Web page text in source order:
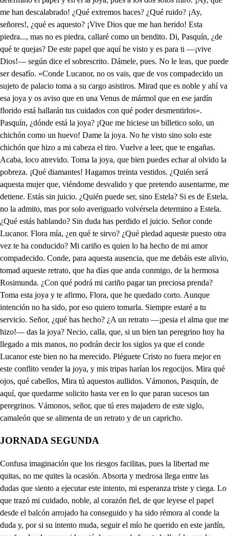
JORNADA SEGUNDA
Confusa imaginación que los riesgos facilitas, pues la libertad me quitas, no me quites la ocasión. Absorta y medrosa llega entre las dudas que siento a ejecutar este intento, mi esperanza triste y ciega. Lo que trazó mi cuidado, noble, al corazón fiel, de que leyese el papel desde el balcón arrojado ha conseguido y ha sido rémora al conde la duda y, por si su intento muda, seguir el mío he querido en este jardín, que fue donde prevenido está de que en la fuente hallará lo que le ofreció mi fe. Esta cadena dejar quiero en su sitio escondida, que, como no es conocida de nadie, puedo alentar el séquito, pues con ella el conde se detendrá y con su interés podrá vencer la tirana estrella de su fortuna inconstante, pues nace su encogimiento y vivir tan sin aliento de verse pobre y amante, que, si al puesto señalado donde mi pasión le ordena viniere por la cadena, podré alentar el cuidado. En este libro va escrito, sin que pueda echar de ver, quién le intenta socorrer, con que el riesgo facilito. Deme el amor la vitoria, Venus, de mi amor testigo, dirá el libro de memoria. Quien celosa vive mal sosiega en pasión profunda, mas allí está Rosimunda, de tristezas con señal que apetecer soledades es la mayor en quien siente, mas, cielos, ¿qué hace en la fuente? Haga mis dudas verdades, desde aquí acechar pretendo, pues son todos sus desvelos para mi amor fieros celos, veré si los comprendo. Ya con secreto he podido, sin ser de nadie sentida, dando remedio a su vida, dejarlo en ella escondido. Muda soledad, en quien cifro toda mi esperanza, denme tus mares bonanza, que, si hay tormentos también, también hay seguro puerto, que la esperanza que animo en la elección de mi primo la puede traer Roberto. Fuese, ya mi confusión seguro el campo ha dejado, mi curiosidad ha hallado su celosa presunción. En la fuente cristalina de Venus la vi esconder no sé qué y he de saber lo que su amor determina. Este es libro de memoria, leer lo que dice trato su hermosura y su retrato, pues me dio amor la victoria. «Un rendido corazón pide que no os ausentéis, que en esta fuente hallaréis para vuestra pretensión el remedio del poder. No os entreguéis todo al mal, que aquí hallaréis el caudal que para ello es menester; él libro os advertirá, la cadena recibid y esta Venus advertid que el secreto guardará». Cielos, ¿qué es esto que veo? Rosimunda, ¿con qué intento...?, mas, ¡ay, cielos!, pasos siento. No malogre mi deseo, el libro quiero dejar, en tan grande confusión, que yo buscaré ocasión de poderlo examinar. El conde es. ¡Piadoso cielo! La ocasión me favorece, pues a tal tiempo se ofrece, haga mío este desvelo. Estela, cuando el palacio de regocijo está lleno, vuestro retiro condeno. ¿La soledad tan despacio vivís? Sí, que mis cuidados, si he de deciros verdad, mejor en la soledad viven y más aliviados. El alivio en mi hallaréis, pues por no tener ninguna, mucho mejor mi fortuna, en la soledad veréis. En ella descanso tiene quien nació tan sin ventura. Claro está si la ventura este jardín os previene. Quien es pobre como yo, la soledad apetece. La soledad os ofrece lo que fortuna os negó. Muy poco aliviado estáis en lo que los dos tratamos. Lo que los dos asentamos, cuando piadosa os miráis, que el alivio me daréis a las pasiones que siento. Sí, mas fue con un asiento, conde, que os olvidéis. ¿Habéis olvidado? No. ¿Ni podréis? Yo no quisiera. Pues, conde, el concierto era el olvido y se ofreció el desengaño advertido. No podrá mi diligencia sanaros vuestra dolencia, sino empezáis con olvido. Tan imposible es en mí esa cura rigurosa que no podré, Estela hermosa. Conde Lucanor, así quedó entre los dos tratado. No os niego aquesa verdad, pero decid, ¿quién piedad de un hombre tan desdichado tiene? No puedo decirlo ni de su pasión lo infiero sin que olvidéis vos primero. Pues no podréis conseguirlo porque, aunque todo se pierda, en tanta pasión crecida solo olvidar se me olvida y lo demás se me acuerda. Pues, conde, quedaos con Dios, y vuestra pasión advierta que al callarlo soy tan roca y al silencio tan de piedra como esa Venus que veis. Vos preguntádselo a ella, que, si ella acaso os responde, mía será la respuesta. ¿Qué enigmas son estas, cielos, que en mi pecho causó Estela? ¿Qué intrincado laberinto con sus razones me deja? Ninguno, cuando podemos el saber la verdad de ella. Descifra, Pasquín, la enigma. Llego muy enhorabuena. Mi señora doña Venus, diosa hermosa de esta selva, que también hay Venus que suelen servir de alcahuetas, respóndame aquesta duda y, pues de amante se precia, regale, cuerpo de Dios, que así hacen todas las viejas. No responde. ¿Si es porque la motejé de tercera? Su enojo perdóneme y de este conde se duela: mas, cielos, ¿qué es lo que he visto? Al fin es deidad suprema, respondió con el silencio y nos ferió esta cadena. Guardarela de mi amo, que, si sus manos la pescan, la trocará a otro retrato, a otro favor, a otra prenda. Yo he de prenderme a mí mismo. y cautivarme con ella. Un librillo de memoria hay (aquesta sí que es prenda que no podré enajenarle, mi rebozo la defienda.) ¿Qué has hallado en esa fuente? Una bizarra presea: este libro de memoria, aunque más hallar quisiera un libro de entendimiento para que de él te valieras, pues sola la voluntad de las tres potencias precias, aunque eres tan entendido. Toma el libro. Pasquín, muestra, a ver si acaso responden a mis dudas estas letras. Perdida va mi esperanza, porque es forzoso que lea: «Esta cadena os envío», y he de dar con todo en tierra. ¿Qué es de la cadena? ¿Oyes? ¿No tomaste una cadena que con este libro estaba? Yo. señor... Necio, no seas cansado. En Argel, señor; con mil cadenas me veas, si la tengo, para darla, de mi maldición se advierta. Pues en la fuente estará. Yo la buscaré. (Él da vueltas a la fuente como macho de una noria.) ¡Que te quemas! Si tú la tienes, Pasquín, no me apures la paciencia, que has de estar a todas horas de chanza. No me detengas. ¿Ves cómo al cuello la tienes? ¿Por qué, loco, me la niegas? Porque soy cuerdo en guardarla de tu condición tan fiera y remediar más de dos necesidades con ella. Prométote de guardarla. ¡Oh cuánto debes a Estela! De Rosimunda he notado que, con ser, como es, tu deuda, no te quiere hacer su empeño Estela sí, que es estrella, Estela viva estrellada en aquella vida eterna. Pues, si Estela me la envía, no quiero nada de Estela. ¿Hay semejante locura que me des esa respuesta? Quiero, aunque no agradecido, ser cortés en responderla. Dejaré en la fuente el libro —¡ay, prima lo que me cuestas!—, pues más estimo el desaire de tu divina entereza que cuantos tesoros puede ofrecerme la riqueza. ¡Que Estela con su piedad mi pretensión favorezca y que no pueda yo ser agradecido a esta deuda!, mas sin Rosimunda, todo, todo es nada, todo se pierda. Si desalentado vivo, pobre en esta competencia, ¿no es mejor seguir el rumbo de aquesta propicia estrella, y servir con más valor a mi prima, pues es fuerza? De Estela tanta piedad, no, que es forzoso que ofenda su deidad y su hermosura y no puede mi nobleza consentir con la traición de amor, cuando la venera el corazón, y rendirme a las dádivas de Estela es agravio y es poner el amor en contingencias y así... Rosimunda sale. Haga mi discurso treguas, pues, aunque vacile el alma, con su vista todo cesa. Mucho, Flora, te agradezco de alegrarme la fineza, aunque para mí es en vano ya ninguna diligencia. Señora, el conde está aquí. Cielos, ya resuelta espera de la fuente mi esperanza, puntual está en la palestra. ¡Oh, si a su valor aliento diese el libro y la cadena! ¿Vos, conde, en este jardín? Es que su sitio me alienta, que cuando uno es infeliz la soledad le deleita, pues a las plantas les dice y a las fuentes sus querellas, aunque sabe que el remedio no le sirve ni aprovecha. Quejarse uno a quien no es capaz de remedio yerra porque las quejas al aire fuerza es que se desvanezcan. Con todo eso se divierten. Mal que respira ya cerca está de no ser mal. Bien negara la consecuencia a no ser, señora, vos la que afirmáis la respuesta. O queréis o no queréis; si queréis, aunque padezca a la vista del despego vuestro amor, es más fineza, que aquello se quiere más, que el rendimiento le cuesta y, aunque el sujeto sea ingrato, una y otra vez lo premia. Como tan divino es el sujeto, no se alienta mi encogimiento, señora, porque el temor le amedrenta a la vista del poder que me hace la competencia. Tan remiso os considero en la pasión que decís que a dar a entender venís que por interés amáis y no es sino amor aquel que al desaire más cruel se queja, si lo notáis. No es un amante rendido a las leyes del amor si solo por un dolor quiere ser correspondido. Cuando la dificultad de aquel favor que carece toda la gloria oscurece, entonces con más lealtad ha de porfiar la fe más fina en querer y amar porque amar y porfiar solo en quien ama se ve. Necio mi discurso fuera si el premio solicitara, que el respeto me atajara, aunque del dolor muriera. Si la competencia igual mi mérito la alcanzara, entonces sí que llevara de cualquier desdén el mal. Siempre os quejáis sin sufrir, siendo forzoso el callar. Que no es delito el amar y es delito el no sentir. El acento repetido en esta misma propuesta por mí os ha dado respuesta de mi amor compadecido. Si la voz se declarara, se condenara la fe. Quizá en el callar se ve lo que la voz malograra, que es su resolución gentil cuando está todo el dolor. Mezclando en odio y favor el noble afecto y el vil. Este mismo acento dio respuesta, mas prevenida muchas veces una herida por curarse se empeoró. ¡Hola! ¿Qué es eso? ¿Quién canta cuando la pasión que siento crece en la voz el tormento? (Celo y amor me adelanta.) Es, señora, Casimiro, que por obligar tu amor con voces de su dolor quiere obligarte. No es bien que así diga su pasión. Mientras mi padre en prisión, música ninguna den. Esto al príncipe le di. Harelo como lo ordenas. (Ya celos dobláis mis penas, pues con el conde está aquí. Procuraré allí escondida lo que dicen escuchar.) Hazlo, Estela, ej